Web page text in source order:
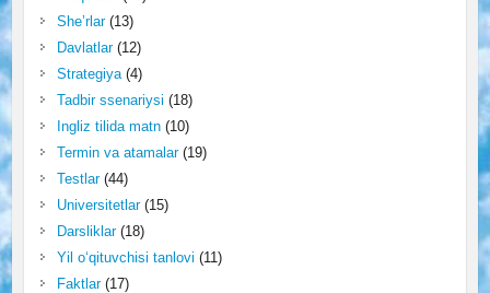
She’rlar(13)
Davlatlar(12)
Strategiya(4)
Tadbir ssenariysi (18)
Ingliz tilida matn(10)
Termin va atamalar(19)
Testlar(44)
Universitetlar(15)
Darsliklar(18)
Yil o‘qituvchisi tanlovi (11)
Faktlar(17)